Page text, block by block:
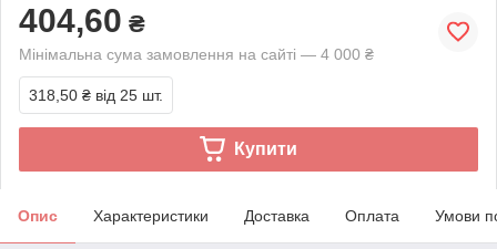
404,60 ₴
Мінімальна сума замовлення на сайті — 4 000 ₴
318,50 ₴ від 25 шт.
Купити
Опис Характеристики Доставка Оплата Умови